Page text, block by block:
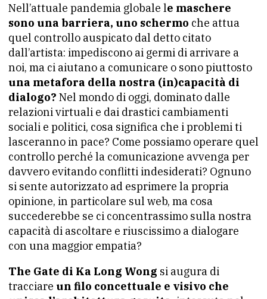
Nell’attuale pandemia globale le maschere
sono una barriera, uno schermo che attua
quel controllo auspicato dal detto citato
dall’artista: impediscono ai germi di arrivare a
noi, ma ci aiutano a comunicare o sono piuttosto
una metafora della nostra (in)capacità di
dialogo? Nel mondo di oggi, dominato dalle
relazioni virtuali e dai drastici cambiamenti
sociali e politici, cosa significa che i problemi ti
lasceranno in pace? Come possiamo operare quel
controllo perché la comunicazione avvenga per
davvero evitando conflitti indesiderati? Ognuno
si sente autorizzato ad esprimere la propria
opinione, in particolare sul web, ma cosa
succederebbe se ci concentrassimo sulla nostra
capacità di ascoltare e riuscissimo a dialogare
con una maggior empatia?
The Gate di Ka Long Wong si augura di
tracciare un filo concettuale e visivo che